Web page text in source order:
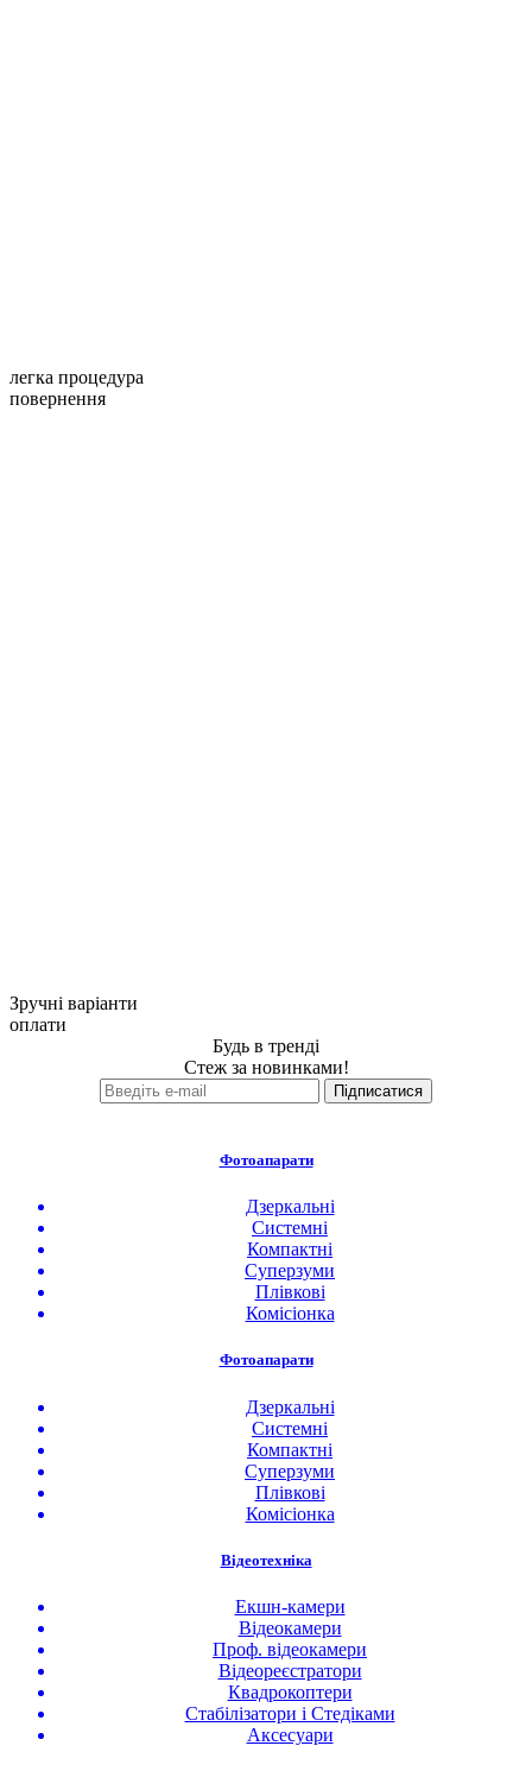
легка процедура
повернення
Зручні варіанти
оплати
Будь в тренді
Стеж за новинками!
Фотоапарати
Дзеркальні
Системні
Компактні
Суперзуми
Плівкові
Комісіонка
Фотоапарати
Дзеркальні
Системні
Компактні
Суперзуми
Плівкові
Комісіонка
Відеотехніка
Екшн-камери
Відеокамери
Проф. відеокамери
Відеореєстратори
Квадрокоптери
Стабілізатори і Стедіками
Аксесуари